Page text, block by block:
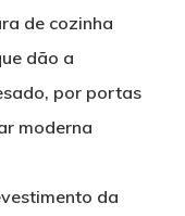
de cozinha
dão a
por portas
moderna
da